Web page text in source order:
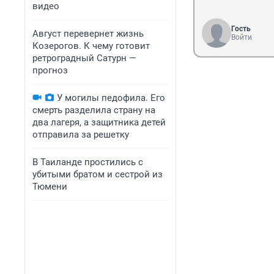
видео
Август перевернет жизнь
Козерогов. К чему готовит
ретроградный Сатурн —
прогноз
У могилы педофила. Его
смерть разделила страну на
два лагеря, а защитника детей
отправила за решетку
В Таиланде простились с
убитыми братом и сестрой из
Тюмени
Гость
Войти